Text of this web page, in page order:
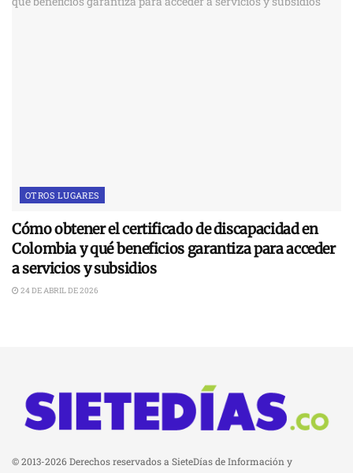
OTROS LUGARES
Cómo obtener el certificado de discapacidad en
Colombia y qué beneficios garantiza para acceder
a servicios y subsidios
24 DE ABRIL DE 2026
© 2013-2026 Derechos reservados a SieteDías de Información y